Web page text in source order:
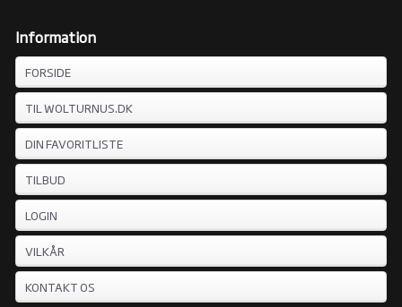
Information
FORSIDE
TIL WOLTURNUS.DK
DIN FAVORITLISTE
TILBUD
LOGIN
VILKÅR
KONTAKT OS